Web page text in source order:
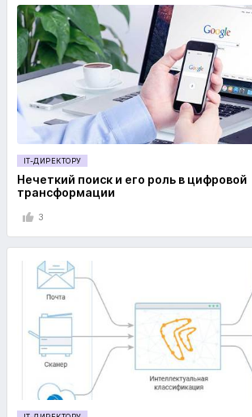
IT-ДИРЕКТОРУ
Нечеткий поиск и его роль в цифровой
трансформации
3